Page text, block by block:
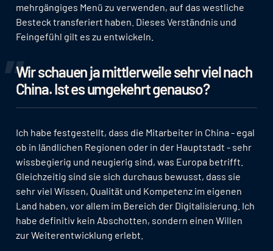
mehrgängiges Menü zu verwenden, auf das westliche
Besteck transferiert haben. Dieses Verständnis und
Feingefühl gilt es zu entwickeln.
Wir schauen ja mittlerweile sehr viel nach
China. Ist es umgekehrt genauso?
Ich habe festgestellt, dass die Mitarbeiter in China - egal
ob in ländlichen Regionen oder in der Hauptstadt - sehr
wissbegierig und neugierig sind, was Europa betrifft.
Gleichzeitig sind sie sich durchaus bewusst, dass sie
sehr viel Wissen, Qualität und Kompetenz im eigenen
Land haben, vor allem im Bereich der Digitalisierung. Ich
habe definitiv kein Abschotten, sondern einen Willen
zur Weiterentwicklung erlebt.